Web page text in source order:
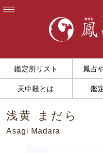
鑑定所リスト 鳳占
天中殺とは 鑑
浅黄 まだら
Asagi Madara